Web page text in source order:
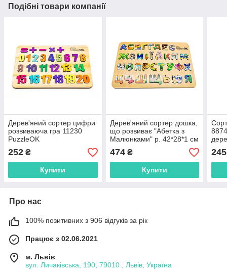
Подібні товари компанії
Дерев'яний сортер цифри
розвиваюча гра 11230
PuzzleOK
252 ₴
Купити
Дерев'яний сортер дошка,
що розвиває "Абетка з
Малюнками" р. 42*28*1 см
АртA3-30273 PuzzleOk
474₴
Купити
245
Про нас
100% позитивних з 906 відгуків за рік
Працює з 02.06.2021
м. Львів
вул. Личаківська, 190, 79010 , Львів, Україна